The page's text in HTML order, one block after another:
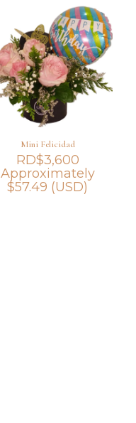
Mini Felicidad
RD$3,600
Approximately
$57.49 (USD)